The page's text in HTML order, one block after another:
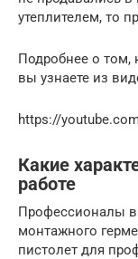
утеплителем, то
Подробнее о том,
вы узнаете из
https://
Какие
работе
Профессионалы
монтажного
пистолет для